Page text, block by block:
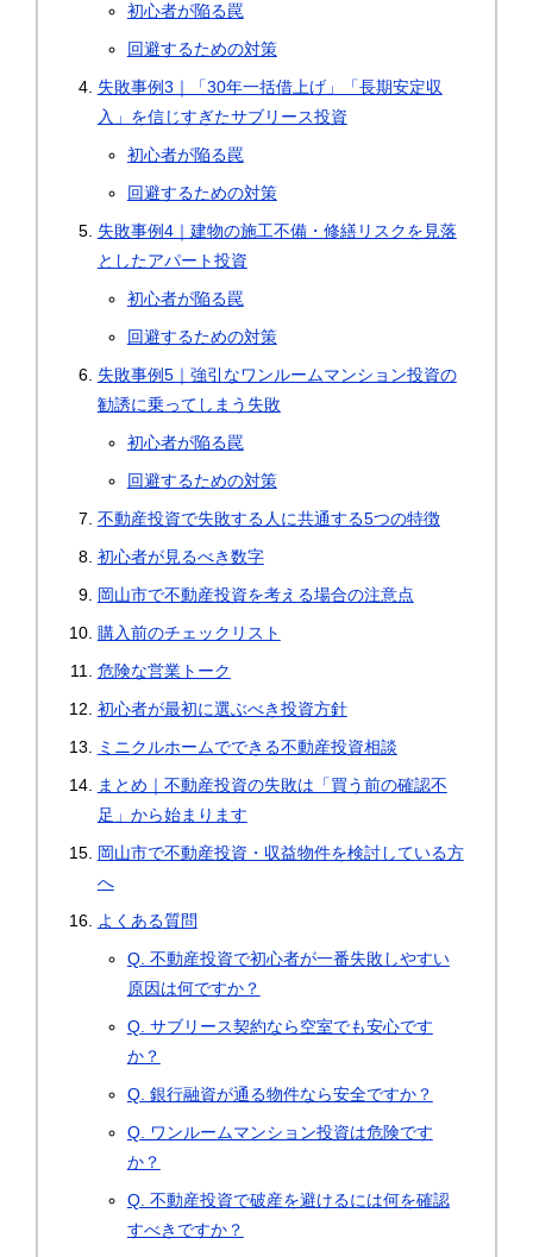
初心者が陥る罠
回避するための対策
失敗事例3｜「30年一括借上げ」「長期安定収
入」を信じすぎたサブリース投資
初心者が陥る罠
回避するための対策
失敗事例4｜建物の施工不備・修繕リスクを見落
としたアパート投資
初心者が陥る罠
回避するための対策
失敗事例5｜強引なワンルームマンション投資の
勧誘に乗ってしまう失敗
初心者が陥る罠
回避するための対策
不動産投資で失敗する人に共通する5つの特徴
初心者が見るべき数字
岡山市で不動産投資を考える場合の注意点
購入前のチェックリスト
危険な営業トーク
初心者が最初に選ぶべき投資方針
ミニクルホームでできる不動産投資相談
まとめ｜不動産投資の失敗は「買う前の確認不
足」から始まります
岡山市で不動産投資・収益物件を検討している方
へ
よくある質問
Q. 不動産投資で初心者が一番失敗しやすい
原因は何ですか？
Q. サブリース契約なら空室でも安心です
か？
Q. 銀行融資が通る物件なら安全ですか？
Q. ワンルームマンション投資は危険です
か？
Q. 不動産投資で破産を避けるには何を確認
すべきですか？